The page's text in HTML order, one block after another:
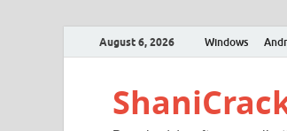
August 6, 2026 Windows